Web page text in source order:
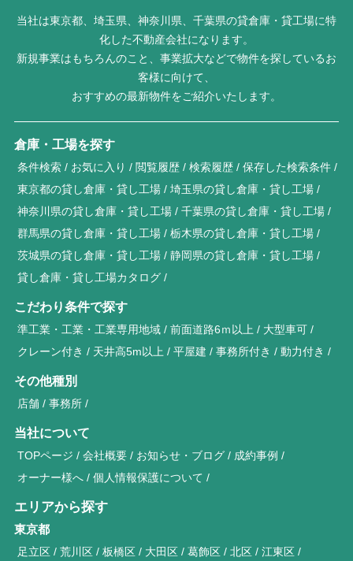
当社は東京都、埼玉県、神奈川県、千葉県の貸倉庫・貸工場に特
化した不動産会社になります。
新規事業はもちろんのこと、事業拡大などで物件を探しているお
客様に向けて、
おすすめの最新物件をご紹介いたします。
倉庫・工場を探す
条件検索 お気に入り 閲覧履歴 検索履歴
保存した検索条件
東京都の貸し倉庫・貸し工場
埼玉県の貸し倉庫・貸し工場
神奈川県の貸し倉庫・貸し工場
千葉県の貸し倉庫・貸し工場
群馬県の貸し倉庫・貸し工場
栃木県の貸し倉庫・貸し工場
茨城県の貸し倉庫・貸し工場
静岡県の貸し倉庫・貸し工場
貸し倉庫・貸し工場カタログ
こだわり条件で探す
準工業・工業・工業専用地域 前面道路6ｍ以上
大型車可
クレーン付き
天井高5m以上 平屋建 事務所付き 動力付き
その他種別
店舗 事務所
当社について
TOPページ 会社概要 お知らせ・ブログ
成約事例
オーナー様へ
個人情報保護について
エリアから探す
東京都
足立区 荒川区 板橋区 大田区 葛飾区 北区
江東区